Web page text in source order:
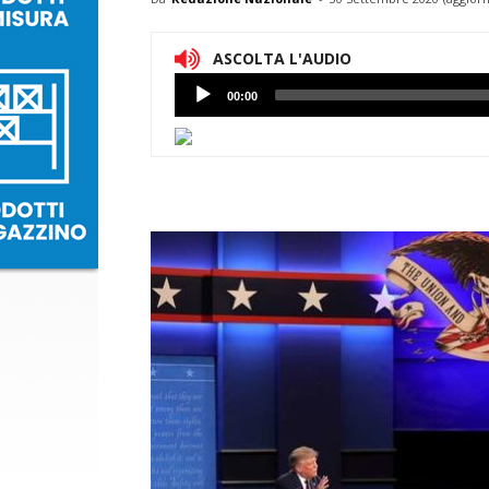
ASCOLTA L'AUDIO
Lettore
Audio
00:00